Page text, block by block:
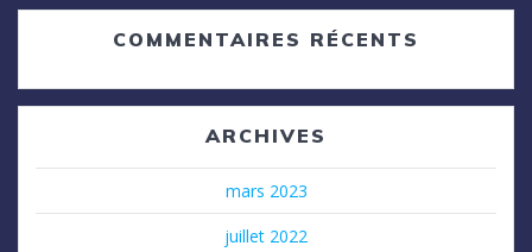
COMMENTAIRES RÉCENTS
ARCHIVES
mars 2023
juillet 2022